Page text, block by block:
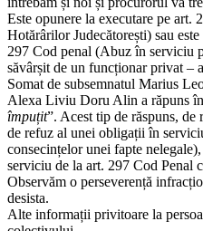
Este opunere la executare pe art.
Hotărârilor Judecătorești) sau
297 Cod penal (Abuz în serviciu
săvârșit de un funcționar privat –
Somat de subsemnatul Marius
Alexa Liviu Doru Alin a răpuns
împuțit”. Acest tip de răspuns, de
de refuz al unei obligații în
consecințelor unei fapte
serviciu de la art. 297 Cod Penal
Observăm o perseverență
desista.
Alte informații privitoare la